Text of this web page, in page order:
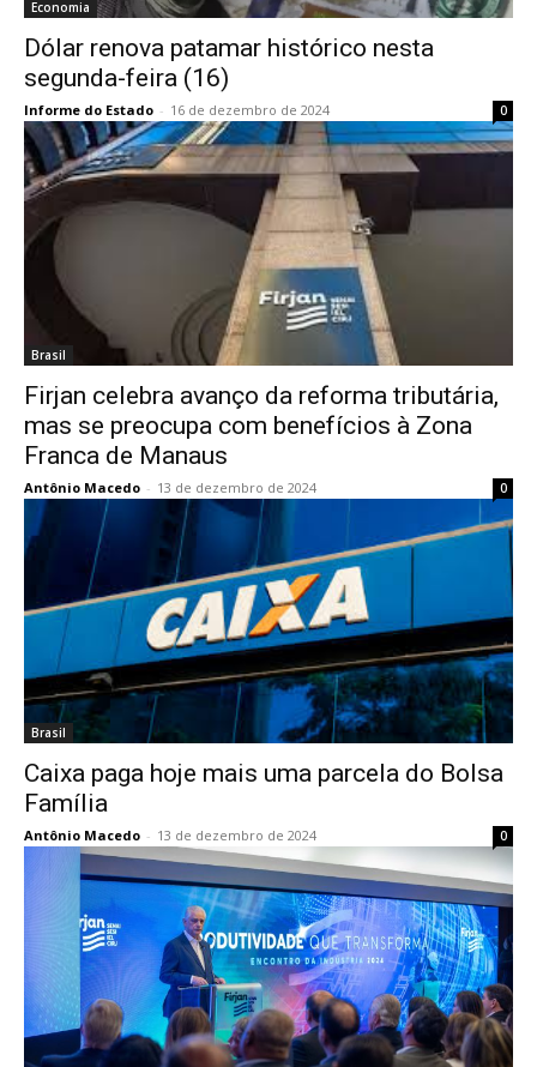
Economia
Dólar renova patamar histórico nesta
segunda-feira (16)
Informe do Estado - 16 de dezembro de 2024 0
Brasil
Firjan celebra avanço da reforma tributária,
mas se preocupa com benefícios à Zona
Franca de Manaus
Antônio Macedo - 13 de dezembro de 2024 0
Brasil
Caixa paga hoje mais uma parcela do Bolsa
Família
Antônio Macedo - 13 de dezembro de 2024 0